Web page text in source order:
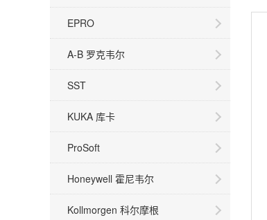
EPRO
A-B 罗克韦尔
SST
KUKA 库卡
ProSoft
Honeywell 霍尼韦尔
Kollmorgen 科尔摩根